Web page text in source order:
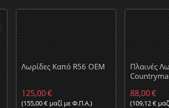
Λωρίδες Kαπό R56 OEM
125,00€
(155,00€μαζί με Φ.Π.Α.)
Πλαινές
88,00€
(109,12€